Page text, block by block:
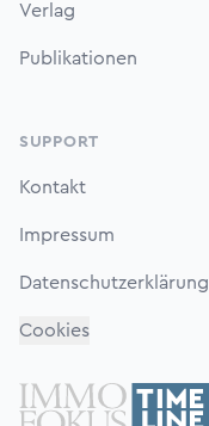
Verlag
Publikationen
SUPPORT
Kontakt
Impressum
Datenschutzerklärung
Cookies